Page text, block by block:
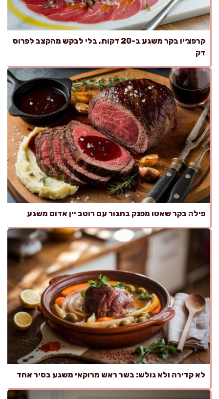
קרפצ׳יו בקר משגע ב-20 דקות, בלי לבקש מהקצב לפרוס
דק
פילה בקר שאטו מפנק בתנור עם רוטב יין אדום משגע
לא קדירה ולא גולש: בשר ראש מרוקאי משגע בסיר אחד